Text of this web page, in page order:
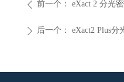
ꄴ 前一个： eXact 2 分光
ꄲ 后一个： eXact2 Plus